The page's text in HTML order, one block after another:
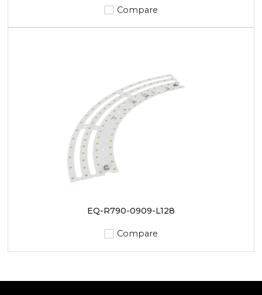
Compare
EQ-R790-0909-L128
Compare